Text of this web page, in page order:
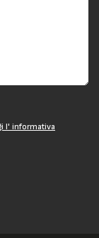
l' informativa